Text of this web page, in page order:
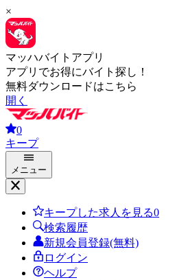
×
マッハバイトアプリ
アプリでお得にバイト探し！
無料ダウンロードはこちら
開く
0
キープ
メニュー
キープした求人を見る0
検索履歴
新規会員登録(無料)
ログイン
ヘルプ